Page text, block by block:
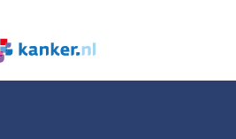
We
zijn